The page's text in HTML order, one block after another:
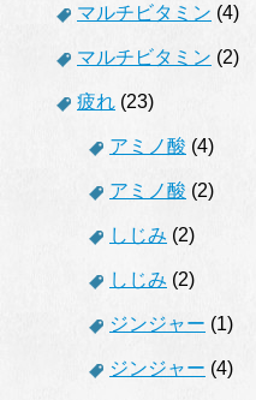
マルチビタミン (4)
マルチビタミン (2)
疲れ (23)
アミノ酸 (4)
アミノ酸 (2)
しじみ (2)
しじみ (2)
ジンジャー (1)
ジンジャー (4)